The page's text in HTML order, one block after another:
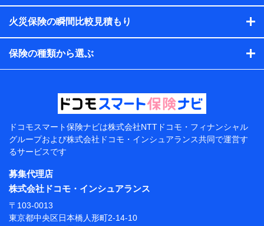
各種セミナーの開催のため
コンサルティングサービスの実施のため
アンケートやキャンペーン等の実施のため
上記に係る案内・手続き・管理等付帯業務を行うため
当該個人データを取り扱う各共同利用者（詳細は次のと
東京都千代田区永田町2丁目11番1号 山王パークタワー
株式会社NTTドコモ 代表取締役社長 前田 義晃
東京都中央区日本橋人形町2-14-10 アーバンネット日
本橋ビル 3F
長 吉村 忠義
火災保険の瞬間比較見積もり
保険の種類から選ぶ
ドコモスマート保険ナビは株式会社NTTドコモ・フィナンシャル
グループおよび株式会社ドコモ・インシュアランス共同で運営す
るサービスです
募集代理店
株式会社ドコモ・インシュアランス
〒103-0013
東京都中央区日本橋人形町2-14-10